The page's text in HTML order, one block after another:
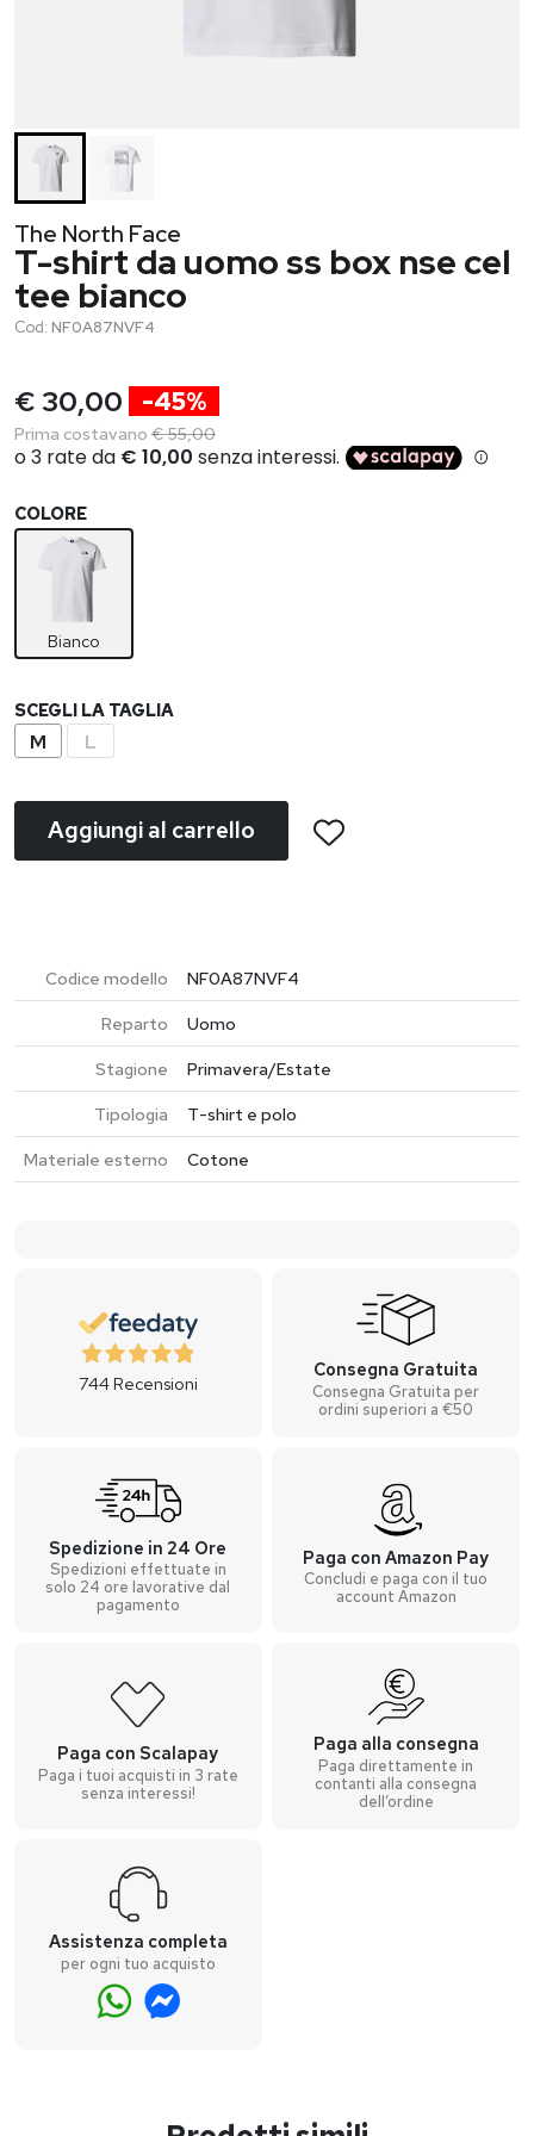
The North Face
T-shirt da uomo ss box nse cel
tee bianco
Cod: NF0A87NVF4
€ 30,00 -45%
Prima costavano € 55,00
COLORE
Bianco
SCEGLI LA TAGLIA
M L
Aggiungi al carrello
Codice modello
NF0A87NVF4
Reparto
Uomo
Stagione
Primavera/Estate
Tipologia
T-shirt e polo
Materiale esterno
Cotone
744Recensioni
Consegna Gratuita
Consegna Gratuita per
ordini superiori a €50
Spedizione in 24 Ore
Spedizioni effettuate in
solo 24 ore lavorative dal
pagamento
Paga con Amazon Pay
Concludi e paga con il tuo
account Amazon
Paga con Scalapay
Paga i tuoi acquisti in 3 rate
senza interessi!
Paga alla consegna
Paga direttamente in
contanti alla consegna
dell’ordine
Assistenza completa
per ogni tuo acquisto